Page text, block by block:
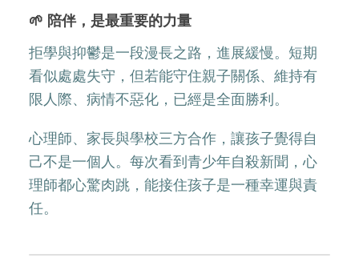
🌱 陪伴，是最重要的力量
拒學與抑鬱是一段漫長之路，進展緩慢。短期
看似處處失守，但若能守住親子關係、維持有
限人際、病情不惡化，已經是全面勝利。
心理師、家長與學校三方合作，讓孩子覺得自
己不是一個人。每次看到青少年自殺新聞，心
理師都心驚肉跳，能接住孩子是一種幸運與責
任。